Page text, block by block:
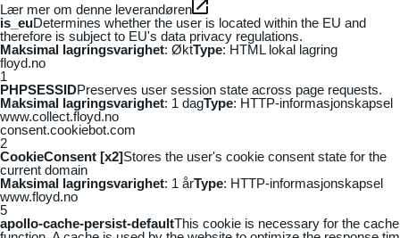
Lær mer om denne leverandøren
is_euDetermines whether the user is located within the EU and
therefore is subject to EU's data privacy regulations.
Maksimal lagringsvarighet: ØktType: HTML lokal lagring
floyd.no
1
PHPSESSIDPreserves user session state across page requests.
Maksimal lagringsvarighet: 1 dagType: HTTP-informasjonskapsel
www.collect.floyd.no
consent.cookiebot.com
2
CookieConsent [x2]Stores the user's cookie consent state for the
current domain
Maksimal lagringsvarighet: 1 årType: HTTP-informasjonskapsel
www.floyd.no
5
apollo-cache-persist-defaultThis cookie is necessary for the cache